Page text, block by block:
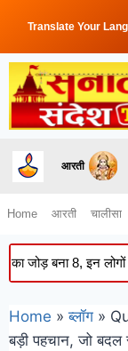
Translate Your
आरती
Home आरती चालीसा
बना 8, इन लोगों की
Home » ब्लॉग »
बड़ी पहचान, जो